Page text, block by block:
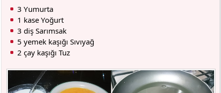
3 Yumurta
1 kase Yoğurt
3 diş Sarımsak
5 yemek kaşığı Sıvıyağ
2 çay kaşığı Tuz